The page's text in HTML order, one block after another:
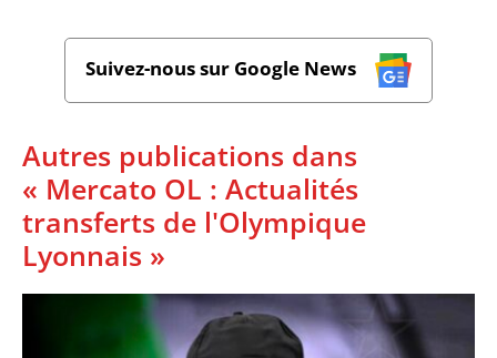
Suivez-nous sur Google News
Autres publications dans
« Mercato OL : Actualités
transferts de l'Olympique
Lyonnais »